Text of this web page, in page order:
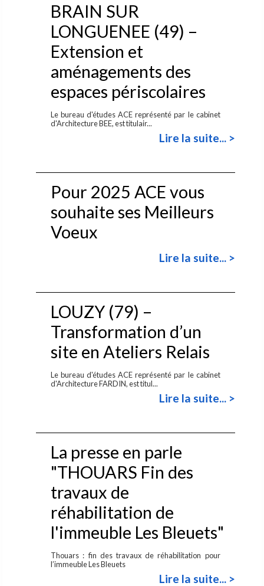
BRAIN SUR
LONGUENEE (49) –
Extension et
aménagements des
espaces périscolaires
Le bureau d'études ACE représenté par le cabinet
d'Architecture BEE, est titulair...
Lire la suite... >
Pour 2025 ACE vous
souhaite ses Meilleurs
Voeux
Lire la suite... >
LOUZY (79) –
Transformation d’un
site en Ateliers Relais
Le bureau d'études ACE représenté par le cabinet
d'Architecture FARDIN, est titul...
Lire la suite... >
La presse en parle
"THOUARS Fin des
travaux de
réhabilitation de
l'immeuble Les Bleuets"
Thouars : fin des travaux de réhabilitation pour
l’immeuble Les Bleuets
Lire la suite... >